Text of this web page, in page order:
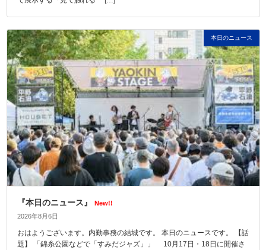
本日のニュース
『本日のニュース』
New!!
2026年8月6日
おはようございます。内勤事務の結城です。 本日のニュースです。 【話
題】 「錦糸公園などで「すみだジャズ」」 10月17日・18日に開催さ